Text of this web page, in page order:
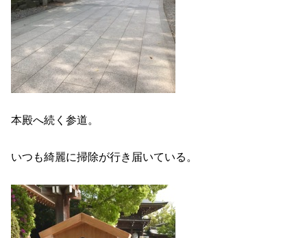
本殿へ続く参道。
いつも綺麗に掃除が行き届いている。